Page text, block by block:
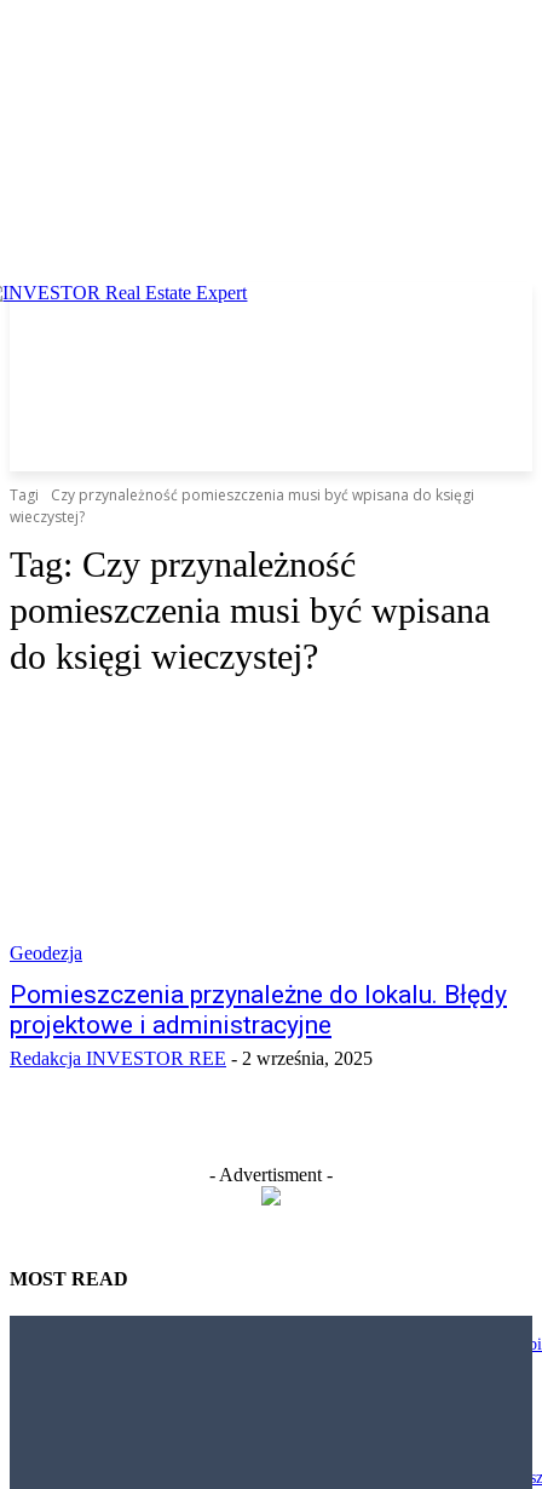
Tagi
Czy przynależność pomieszczenia musi być wpisana do księgi
wieczystej?
Tag: Czy przynależność
pomieszczenia musi być wpisana
do księgi wieczystej?
Geodezja
Pomieszczenia przynależne do lokalu. Błędy
projektowe i administracyjne
Redakcja INVESTOR REE - 2 września, 2025
- Advertisment -
MOST READ
Nie każdy biurowy trend warto wdrażać. JLL pokazuje, jak projektować
Polacy chcą inwestować w nieruchomości, ale klasyczny model „kup